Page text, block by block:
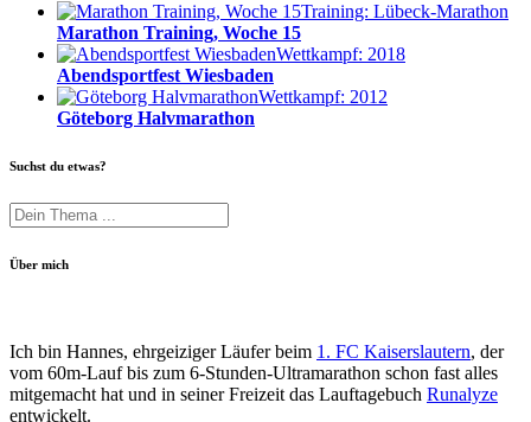
Training: Lübeck-Marathon
Marathon Training, Woche 15
Wettkampf: 2018
Abendsportfest Wiesbaden
Wettkampf: 2012
Göteborg Halvmarathon
Suchst du etwas?
Über mich
Ich bin Hannes, ehrgeiziger Läufer beim 1. FC Kaiserslautern, der
vom 60m-Lauf bis zum 6-Stunden-Ultramarathon schon fast alles
mitgemacht hat und in seiner Freizeit das Lauftagebuch Runalyze
entwickelt.